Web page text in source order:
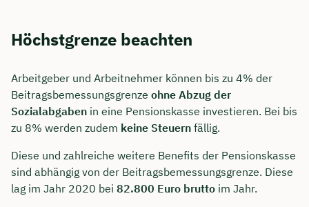
Höchstgrenze beachten
Arbeitgeber und Arbeitnehmer können bis zu 4% der
Beitragsbemessungsgrenze ohne Abzug der
Sozialabgaben in eine Pensionskasse investieren. Bei bis
zu 8% werden zudem keine Steuern fällig.
Diese und zahlreiche weitere Benefits der Pensionskasse
sind abhängig von der Beitragsbemessungsgrenze. Diese
lag im Jahr 2020 bei 82.800 Euro brutto im Jahr.